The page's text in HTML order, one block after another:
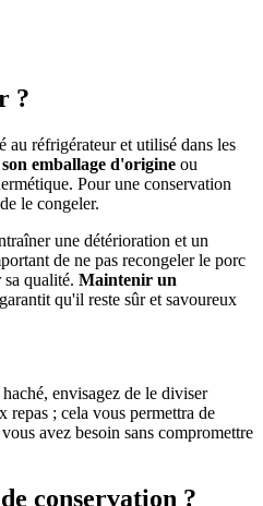
?
au réfrigérateur et utilisé dans les
emballage d'origine ou
Pour une conservation
le congeler.
une détérioration et un
de ne pas recongeler le porc
qualité. Maintenir un
garantit qu'il reste sûr et savoureux
envisagez de le diviser
repas ; cela vous permettra de
avez besoin sans compromettre
conservation ?